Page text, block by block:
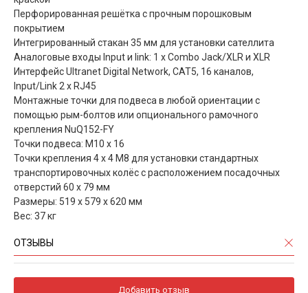
Перфорированная решётка с прочным порошковым
покрытием
Интегрированный стакан 35 мм для установки сателлита
Аналоговые входы Input и link: 1 x Combo Jack/XLR и XLR
Интерфейс Ultranet Digital Network, CAT5, 16 каналов,
Input/Link 2 x RJ45
Монтажные точки для подвеса в любой ориентации с
помощью рым-болтов или опционального рамочного
крепления NuQ152-FY
Точки подвеса: M10 x 16
Точки крепления 4 x 4 M8 для установки стандартных
транспортировочных колёс с расположением посадочных
отверстий 60 x 79 мм
Размеры: 519 x 579 x 620 мм
Вес: 37 кг
ОТЗЫВЫ
Добавить отзыв